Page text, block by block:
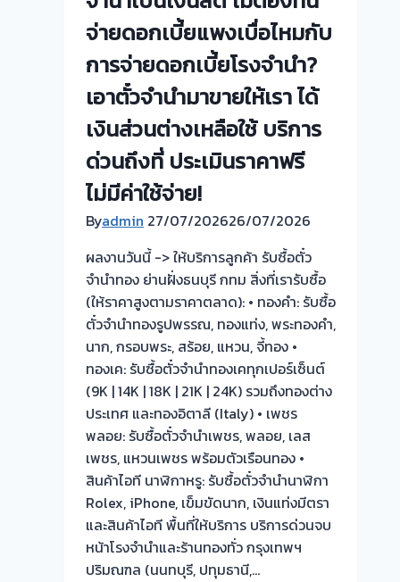
ราคา
สูง!
ตั๋ว
จำนำ
เป็น
เงินสด
-
>
ซอย
วัด
ลาด
ปลา
ดุก
นนทบุรี
จ่ายดอกเบี้ยแพงเบื่อไหมกับ
การจ่ายดอกเบี้ยโรงจำนำ?
เอาตั๋วจำนำมาขายให้เรา ได้
เงินส่วนต่างเหลือใช้ บริการ
ด่วนถึงที่ ประเมินราคาฟรี
ไม่มีค่าใช้จ่าย!
Byadmin 27/07/202626/07/2026
ผลงานวันนี้ -> ให้บริการลูกค้า รับซื้อตั๋ว
จำนำทอง ย่านฝั่งธนบุรี กทม สิ่งที่เรารับซื้อ
(ให้ราคาสูงตามราคาตลาด): • ทองคำ: รับซื้อ
ตั๋วจำนำทองรูปพรรณ, ทองแท่ง, พระทองคำ,
นาก, กรอบพระ, สร้อย, แหวน, จี้ทอง •
ทองเค: รับซื้อตั๋วจำนำทองเคทุกเปอร์เซ็นต์
(9K | 14K | 18K | 21K | 24K) รวมถึงทองต่าง
ประเทศ และทองอิตาลี (Italy) • เพชร
พลอย: รับซื้อตั๋วจำนำเพชร, พลอย, เลส
เพชร, แหวนเพชร พร้อมตัวเรือนทอง •
สินค้าไอที นาฬิกาหรู: รับซื้อตั๋วจำนำนาฬิกา
Rolex, iPhone, เข็มขัดนาก, เงินแท่งมีตรา
และสินค้าไอที พื้นที่ให้บริการ บริการด่วนจบ
หน้าโรงจำนำและร้านทองทั่ว กรุงเทพฯ
ปริมณฑล (นนทบุรี, ปทุมธานี,…